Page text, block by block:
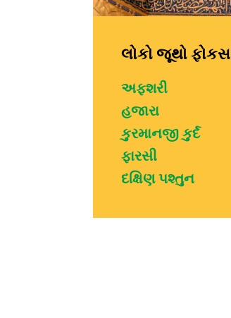
લોકો જૂથો ફોકસ
અફશરી
હજારા
કુરમાનજી કુર્દ
ફારસી
દક્ષિણ પશ્તુન